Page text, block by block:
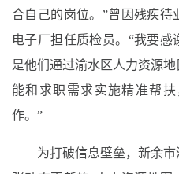
合自己的岗位。”曾因残疾待
电子厂担任质检员。“我要感
是他们通过渝水区人力资源
能和求职需求实施精准帮
作。”
为打破信息壁垒，新余